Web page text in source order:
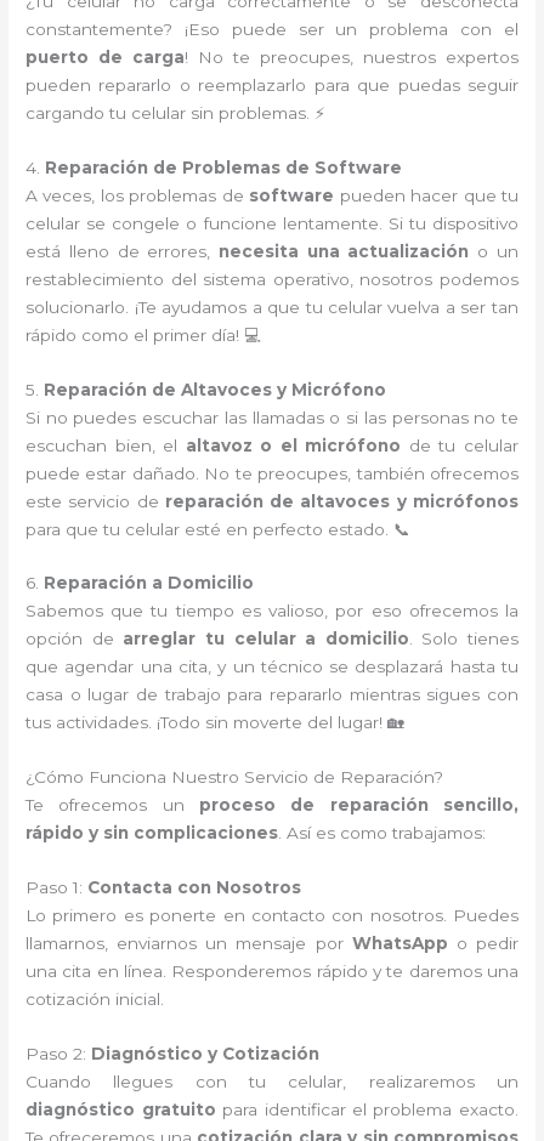
constantemente? ¡Eso puede ser un problema con el
puerto de carga! No te preocupes, nuestros expertos
pueden repararlo o reemplazarlo para que puedas seguir
cargando tu celular sin problemas. ⚡
4. Reparación de Problemas de Software
A veces, los problemas de software pueden hacer que tu
celular se congele o funcione lentamente. Si tu dispositivo
está lleno de errores, necesita una actualización o un
restablecimiento del sistema operativo, nosotros podemos
solucionarlo. ¡Te ayudamos a que tu celular vuelva a ser tan
rápido como el primer día! 💻
5. Reparación de Altavoces y Micrófono
Si no puedes escuchar las llamadas o si las personas no te
escuchan bien, el altavoz o el micrófono de tu celular
puede estar dañado. No te preocupes, también ofrecemos
este servicio de reparación de altavoces y micrófonos
para que tu celular esté en perfecto estado. 📞
6. Reparación a Domicilio
Sabemos que tu tiempo es valioso, por eso ofrecemos la
opción de arreglar tu celular a domicilio. Solo tienes
que agendar una cita, y un técnico se desplazará hasta tu
casa o lugar de trabajo para repararlo mientras sigues con
tus actividades. ¡Todo sin moverte del lugar! 🏡
¿Cómo Funciona Nuestro Servicio de Reparación?
Te ofrecemos un proceso de reparación sencillo,
rápido y sin complicaciones. Así es como trabajamos:
Paso 1: Contacta con Nosotros
Lo primero es ponerte en contacto con nosotros. Puedes
llamarnos, enviarnos un mensaje por WhatsApp o pedir
una cita en línea. Responderemos rápido y te daremos una
cotización inicial.
Paso 2: Diagnóstico y Cotización
Cuando llegues con tu celular, realizaremos un
diagnóstico gratuito para identificar el problema exacto.